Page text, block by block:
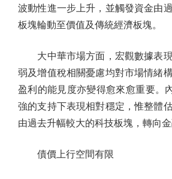
波動性進一步上升，並觸發資金由
板塊輪動至價值及傳統經濟板塊。
大中華市場方面，宏觀數據表現
弱及增值稅相關憂慮均對市場情緒
盈利的能見度亦變得愈來愈重要。
強的支持下表現相對穩定，惟整體
由過去升幅較大的科技板塊，轉向金
債價上行空間有限